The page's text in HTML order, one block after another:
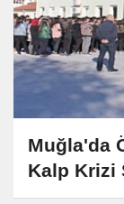
Muğla'da
Kalp Krizi